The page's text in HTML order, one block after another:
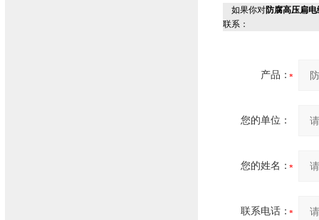
如果你对防腐高压扁
联系：
产品：
您的单位：
您的姓名：
联系电话：